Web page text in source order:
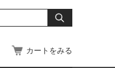
カートをみる